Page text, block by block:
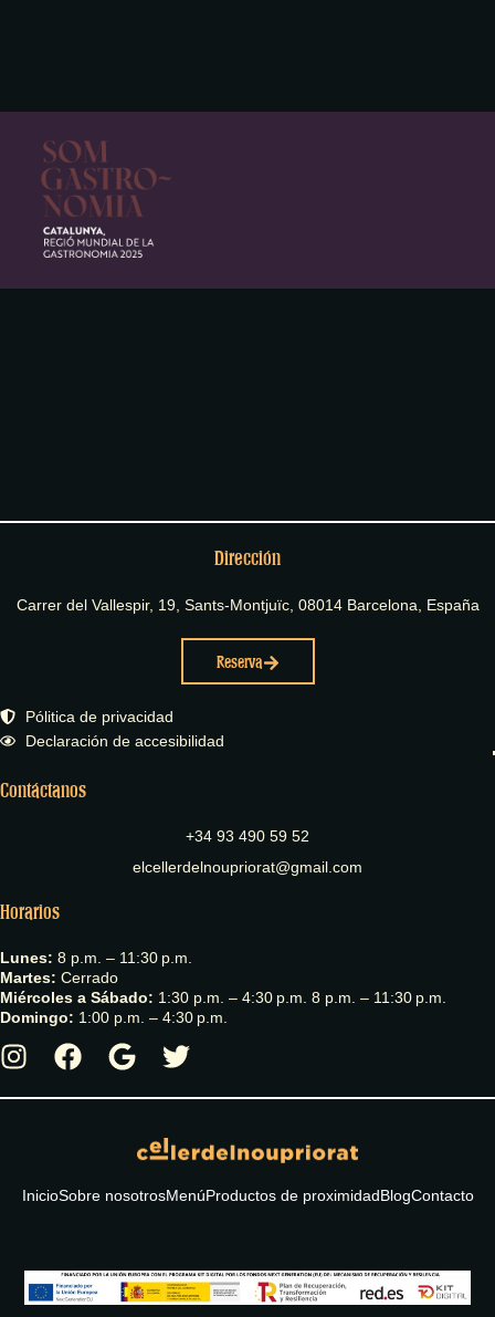
Dirección
Carrer del Vallespir, 19, Sants-Montjuïc, 08014 Barcelona, España
Reserva
Pólitica de privacidad
Declaración de accesibilidad
Contáctanos
+34 93 490 59 52
elcellerdelnoupriorat@gmail.com
Horarios
Lunes: 8 p.m. – 11:30 p.m.
Martes: Cerrado
Miércoles a Sábado: 1:30 p.m. – 4:30 p.m. 8 p.m. – 11:30 p.m.
Domingo: 1:00 p.m. – 4:30 p.m.
InicioSobre nosotrosMenúProductos de proximidadBlogContacto